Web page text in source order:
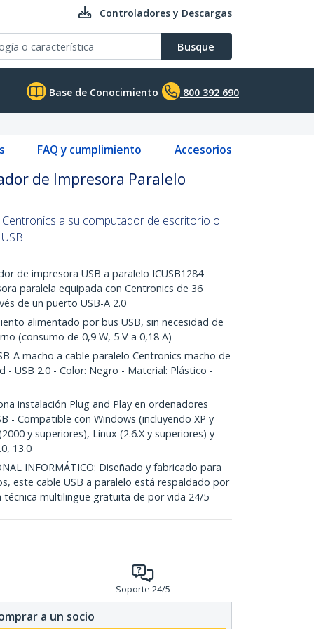
Controladores y Descargas
Busque
Base de Conocimiento 800 392 690
FAQ y cumplimiento Accesorios
de Impresora Paralelo
a su computador de escritorio o
de impresora USB a paralelo ICUSB1284
paralela equipada con Centronics de 36
de un puerto USB-A 2.0
alimentado por bus USB, sin necesidad de
(consumo de 0,9 W, 5 V a 0,18 A)
A macho a cable paralelo Centronics macho de
- USB 2.0 - Color: Negro - Material: Plástico -
instalación Plug and Play en ordenadores
- Compatible con Windows (incluyendo XP y
y superiores), Linux (2.6.X y superiores) y
13.0
INFORMÁTICO: Diseñado y fabricado para
este cable USB a paralelo está respaldado por
técnica multilingüe gratuita de por vida 24/5
Soporte 24/5
a un socio